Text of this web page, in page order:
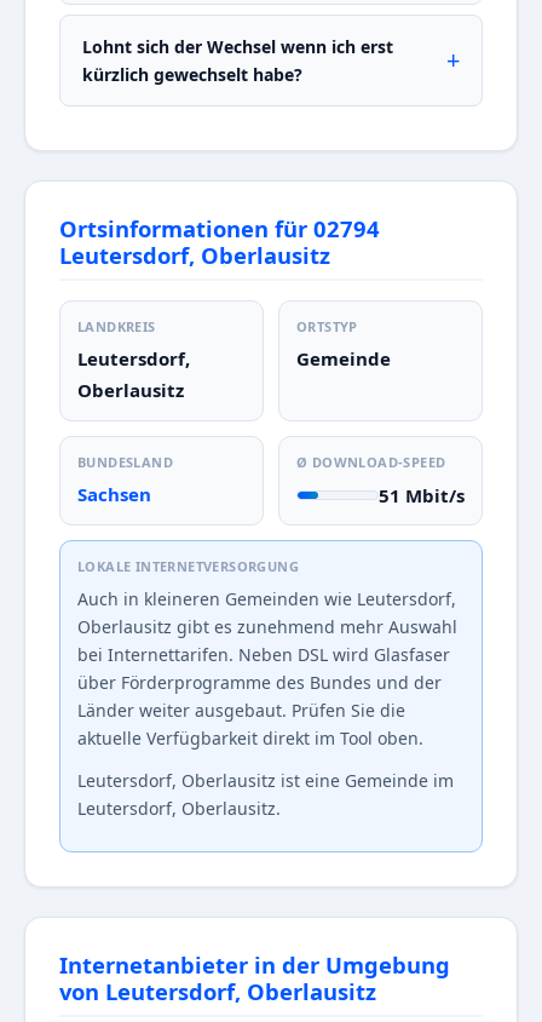
Lohnt sich der Wechsel wenn ich erst
kürzlich gewechselt habe?
Ortsinformationen für 02794
Leutersdorf, Oberlausitz
LANDKREIS
Leutersdorf,
Oberlausitz
ORTSTYP
Gemeinde
BUNDESLAND
Sachsen
Ø DOWNLOAD-SPEED
51 Mbit/s
LOKALE INTERNETVERSORGUNG
Auch in kleineren Gemeinden wie Leutersdorf,
Oberlausitz gibt es zunehmend mehr Auswahl
bei Internettarifen. Neben DSL wird Glasfaser
über Förderprogramme des Bundes und der
Länder weiter ausgebaut. Prüfen Sie die
aktuelle Verfügbarkeit direkt im Tool oben.
Leutersdorf, Oberlausitz ist eine Gemeinde im
Leutersdorf, Oberlausitz.
Internetanbieter in der Umgebung
von Leutersdorf, Oberlausitz